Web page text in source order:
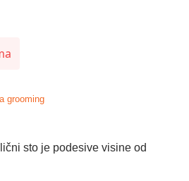
grooming
sto je podesive visine od